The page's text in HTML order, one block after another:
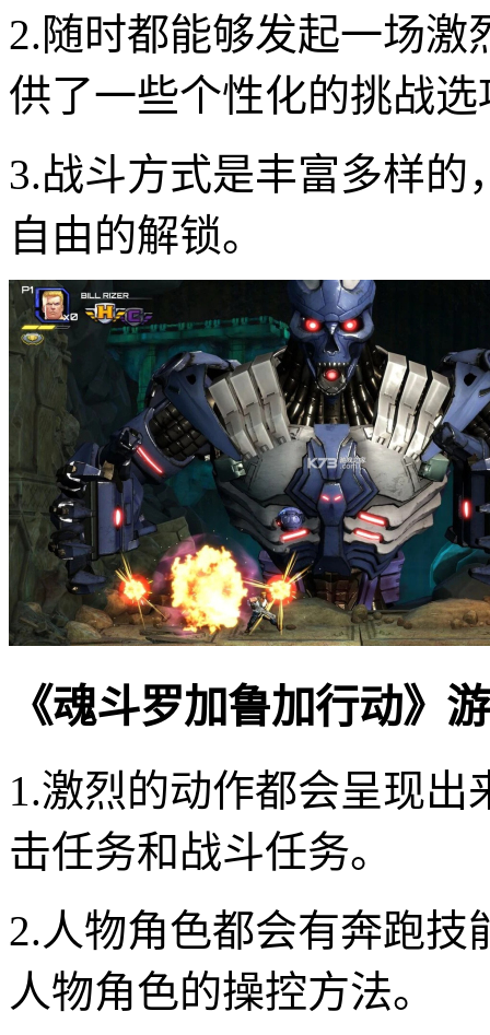
2.随时都能够发起一场
供了一些个性化的挑战选
3.战斗方式是丰富多样
自由的解锁。
《魂斗罗加鲁加行动》
1.激烈的动作都会呈现
击任务和战斗任务。
2.人物角色都会有奔跑
人物角色的操控方法。